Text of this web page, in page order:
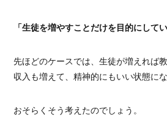
「生徒を増やすことだけを目的にして
先ほどのケースでは、生徒が増えれば教
収入も増えて、精神的にもいい状態にな
おそらくそう考えたのでしょう。